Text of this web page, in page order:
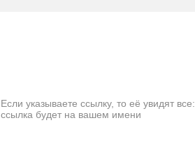
Если указываете ссылку, то её увидят все:
ссылка будет на вашем имени